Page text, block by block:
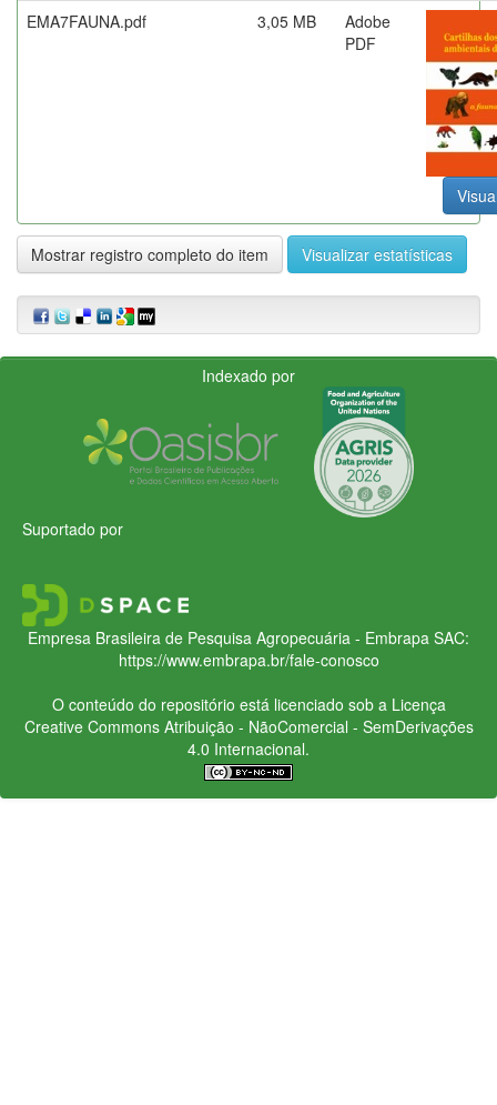
EMA7FAUNA.pdf
3,05 MB
Adobe
PDF
Mostrar registro completo do item Visualizar estatísticas
Indexado por
Suportado por
Empresa Brasileira de Pesquisa Agropecuária - Embrapa SAC:
https://www.embrapa.br/fale-conosco
O conteúdo do repositório está licenciado sob a Licença
Creative CommonsAtribuição - NãoComercial - SemDerivações
4.0 Internacional.